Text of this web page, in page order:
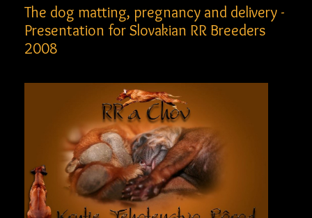
The dog matting, pregnancy and delivery -
Presentation for Slovakian RR Breeders
2008